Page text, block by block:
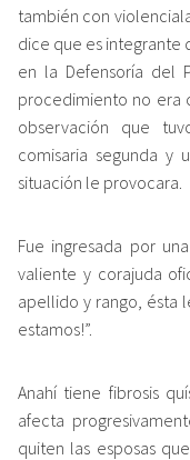
también con
dice que es integrante
en la Defensoría del
procedimiento no era
observación que
comisaria segunda y
situación le provocara.
Fue ingresada por
valiente y corajuda
apellido y rango, ésta
estamos!”.
Anahí tiene fibrosis
afecta
quiten las esposas